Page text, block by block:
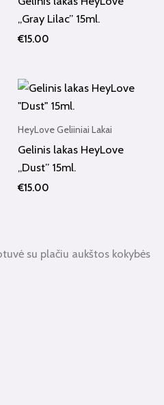
„Gray Lilac” 15ml.
€15.00
HeyLove Geliiniai Lakai
Gelinis lakas HeyLove
„Dust” 15ml.
€15.00
su plačiu aukštos kokybės